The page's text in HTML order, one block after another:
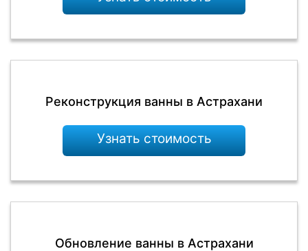
Реконструкция ванны в Астрахани
Узнать стоимость
Обновление ванны в Астрахани